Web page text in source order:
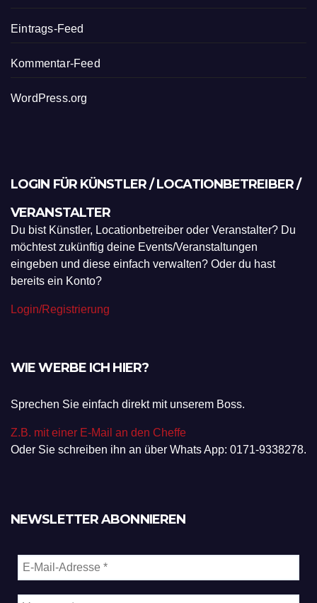
Eintrags-Feed
Kommentar-Feed
WordPress.org
LOGIN FÜR KÜNSTLER / LOCATIONBETREIBER /
VERANSTALTER
Du bist Künstler, Locationbetreiber oder Veranstalter? Du
möchtest zukünftig deine Events/Veranstaltungen
eingeben und diese einfach verwalten? Oder du hast
bereits ein Konto?
Login/Registrierung
WIE WERBE ICH HIER?
Sprechen Sie einfach direkt mit unserem Boss.
Z.B. mit einer E-Mail an den Cheffe
Oder Sie schreiben ihn an über Whats App: 0171-9338278.
NEWSLETTER ABONNIEREN